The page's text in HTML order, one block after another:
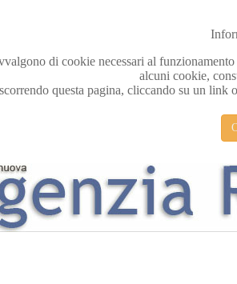
di cookie necessari al
alcuni cookie,
questa pagina, cliccando su un